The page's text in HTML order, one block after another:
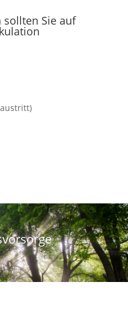
sollten Sie auf